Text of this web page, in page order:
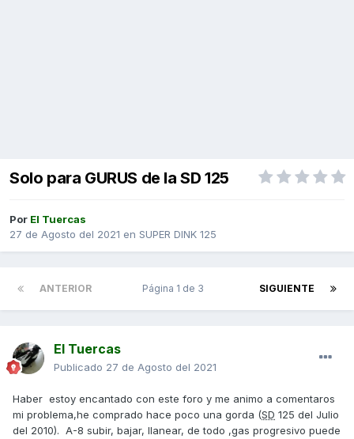
Solo para GURUS de la SD 125
Por El Tuercas
27 de Agosto del 2021 en SUPER DINK 125
ANTERIOR SIGUIENTE
Página 1 de 3
El Tuercas
Publicado 27 de Agosto del 2021
Haber estoy encantado con este foro y me animo a comentaros
mi problema,he comprado hace poco una gorda (SD 125 del Julio
del 2010). A-8 subir, bajar, llanear, de todo ,gas progresivo puede